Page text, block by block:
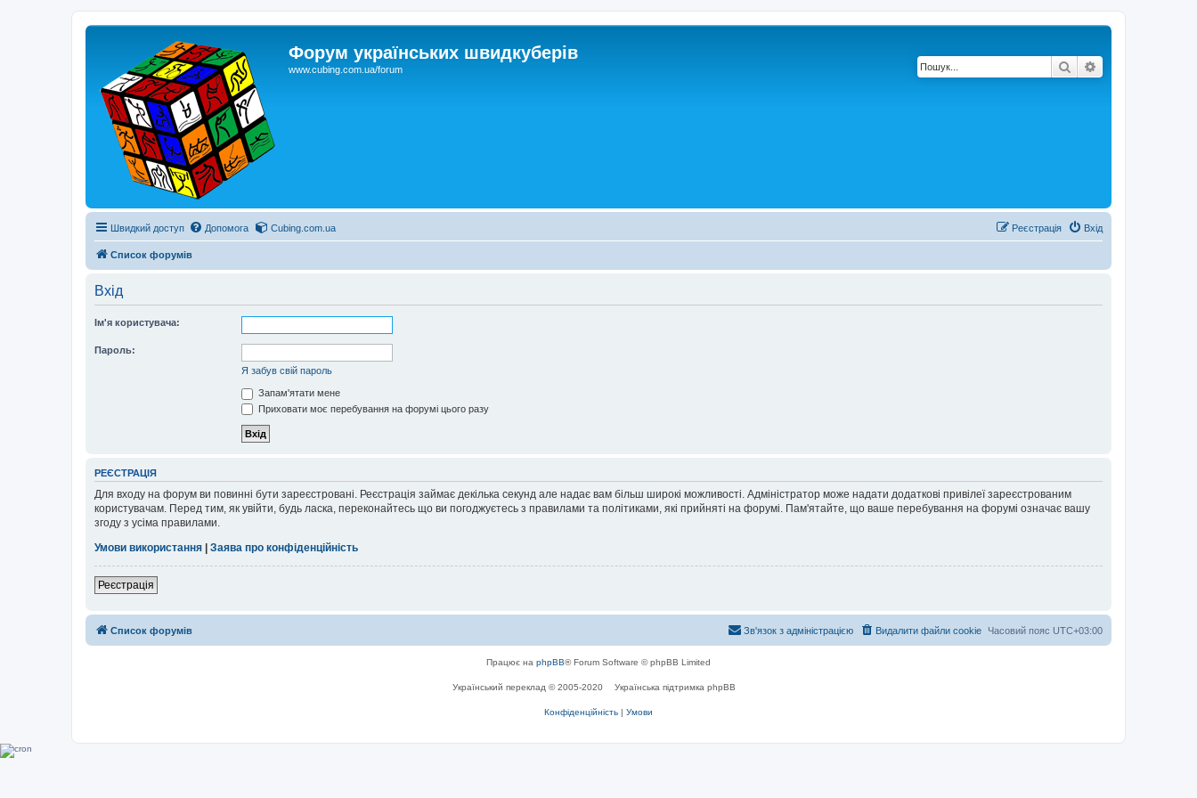
Форум українських швидкуберів
www.cubing.com.ua/forum Пошук
Швидкий доступ Допомога Cubing.com.ua Вхід
Реєстрація
Список форумів
Вхід
Ім'я користувача:
Пароль:
Я забув свій пароль
Запам'ятати мене
Приховати моє перебування на форумі цього разу
РЕЄСТРАЦІЯ
Для входу на форум ви повинні бути зареєстровані. Реєстрація займає декілька секунд але надає вам більш широкі можливості. Адміністратор може надати додаткові привілеї зареєстрованим
користувачам. Перед тим, як увійти, будь ласка, переконайтесь що ви погоджуєтесь з правилами та політиками, які прийняті на форумі. Пам'ятайте, що ваше перебування на форумі означає вашу
згоду з усіма правилами.
Умови використання | Заява про конфіденційність
Реєстрація
Список форумів Часовий пояс UTC+03:00
Видалити файли cookie
Зв'язок з адміністрацією
Працює на phpBB® Forum Software © phpBB Limited
Український переклад © 2005-2020 Українська підтримка phpBB
Конфіденційність | Умови